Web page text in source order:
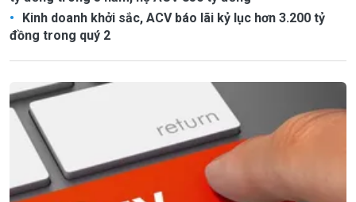
Kinh doanh khởi sắc, ACV báo lãi kỷ lục hơn 3.200 tỷ
đồng trong quý 2